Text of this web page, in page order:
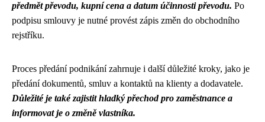
předmět převodu, kupní cena a datum účinnosti převodu. Po
podpisu smlouvy je nutné provést zápis změn do obchodního
rejstříku.
Proces předání podnikání zahrnuje i další důležité kroky, jako je
předání dokumentů, smluv a kontaktů na klienty a dodavatele.
Důležité je také zajistit hladký přechod pro zaměstnance a
informovat je o změně vlastníka.